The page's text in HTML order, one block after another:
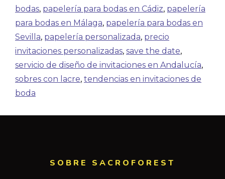
bodas, papelería para bodas en Cádiz, papelería
para bodas en Málaga, papelería para bodas en
Sevilla, papelería personalizada, precio
invitaciones personalizadas, save the date,
servicio de diseño de invitaciones en Andalucía,
sobres con lacre, tendencias en invitaciones de
boda
SOBRE SACROFOREST